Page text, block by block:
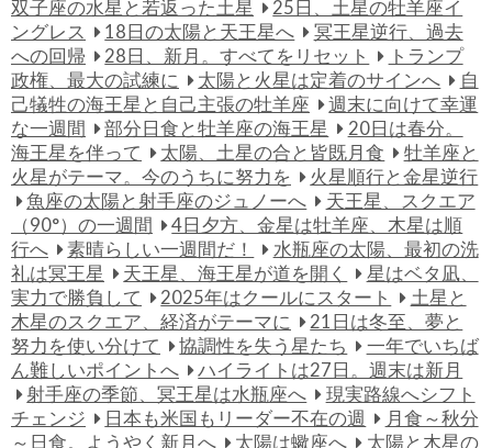
双子座の水星と若返った土星
25日、土星の牡羊座イ
ングレス
18日の太陽と天王星へ
冥王星逆行、過去
への回帰
28日、新月。すべてをリセット
トランプ
政権、最大の試練に
太陽と火星は定着のサインへ
自
己犠牲の海王星と自己主張の牡羊座
週末に向けて幸運
な一週間
部分日食と牡羊座の海王星
20日は春分。
海王星を伴って
太陽、土星の合と皆既月食
牡羊座と
火星がテーマ。今のうちに努力を
火星順行と金星逆行
魚座の太陽と射手座のジュノーへ
天王星、スクエア
（90°）の一週間
4日夕方、金星は牡羊座、木星は順
行へ
素晴らしい一週間だ！
水瓶座の太陽、最初の洗
礼は冥王星
天王星、海王星が道を開く
星はベタ凪、
実力で勝負して
2025年はクールにスタート
土星と
木星のスクエア、経済がテーマに
21日は冬至、夢と
努力を使い分けて
協調性を失う星たち
一年でいちば
ん難しいポイントへ
ハイライトは27日。週末は新月
射手座の季節、冥王星は水瓶座へ
現実路線へシフト
チェンジ
日本も米国もリーダー不在の週
月食～秋分
～日食。ようやく新月へ
太陽は蠍座へ
太陽と木星の